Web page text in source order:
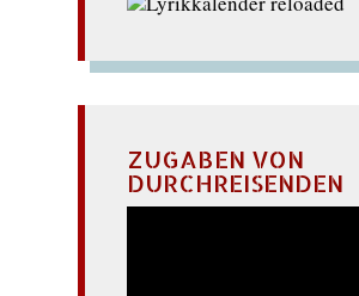
ZUGABEN VON
DURCHREISENDEN